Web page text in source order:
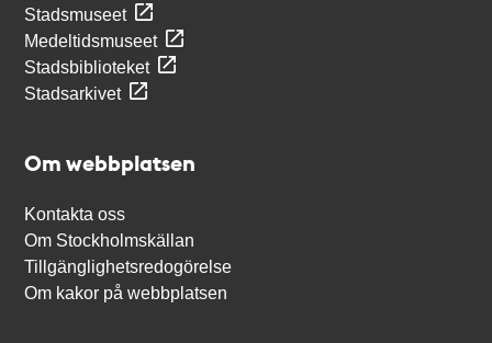
Stadsmuseet
Medeltidsmuseet
Stadsbiblioteket
Stadsarkivet
Om webbplatsen
Kontakta oss
Om Stockholmskällan
Tillgänglighetsredogörelse
Om kakor på webbplatsen